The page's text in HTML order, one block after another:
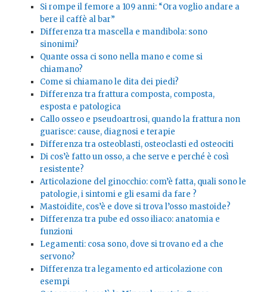
Si rompe il femore a 109 anni: “Ora voglio andare a
bere il caffè al bar”
Differenza tra mascella e mandibola: sono
sinonimi?
Quante ossa ci sono nella mano e come si
chiamano?
Come si chiamano le dita dei piedi?
Differenza tra frattura composta, composta,
esposta e patologica
Callo osseo e pseudoartrosi, quando la frattura non
guarisce: cause, diagnosi e terapie
Differenza tra osteoblasti, osteoclasti ed osteociti
Di cos’è fatto un osso, a che serve e perché è così
resistente?
Articolazione del ginocchio: com’è fatta, quali sono le
patologie, i sintomi e gli esami da fare ?
Mastoidite, cos’è e dove si trova l’osso mastoide?
Differenza tra pube ed osso iliaco: anatomia e
funzioni
Legamenti: cosa sono, dove si trovano ed a che
servono?
Differenza tra legamento ed articolazione con
esempi